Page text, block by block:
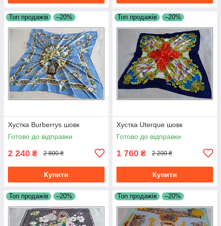
Топ продажів –20%
Хустка Burberrys шовк
Готово до відправки
2 240 ₴ 2 800 ₴
Купити
Топ продажів –20%
Хустка Uterque шовк
Готово до відправки
1 760 ₴ 2 200 ₴
Купити
Топ продажів –20% Топ продажів –20%